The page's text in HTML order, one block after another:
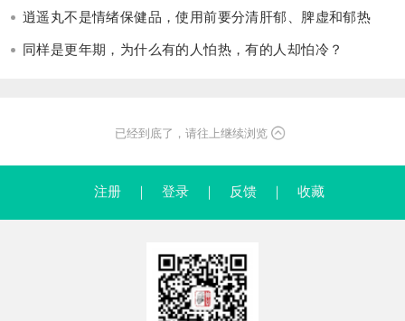
逍遥丸不是情绪保健品，使用前要分清肝郁、脾虚和郁热
同样是更年期，为什么有的人怕热，有的人却怕冷？
已经到底了，请往上继续浏览
注册 登录 反馈 收藏